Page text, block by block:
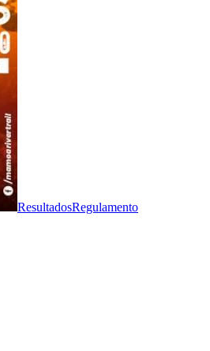
ResultadosRegulamento